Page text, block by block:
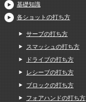
基礎知識
各ショットの打ち方
サーブの打ち方
スマッシュの打ち方
ドライブの打ち方
レシーブの打ち方
ブロックの打ち方
フォアハンドの打ち方